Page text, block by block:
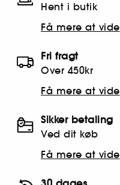
Hent i butik
Få mere at vide
Fri fragt
Over 450kr
Få mere at vide
Sikker betaling
Ved dit køb
Få mere at vide